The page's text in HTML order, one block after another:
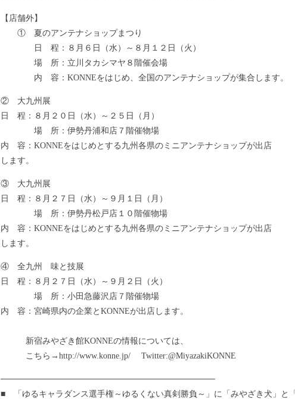
【店舗外】
① 夏のアンテナショップまつり
日 程：８月６日（水）～８月１２日（火）
場 所：立川タカシマヤ８階催会場
内 容：KONNEをはじめ、全国のアンテナショップが集合します。
② 大九州展
日 程：８月２０日（水）～２５日（月）
場 所：伊勢丹浦和店７階催物場
内 容：KONNEをはじめとする九州各県のミニアンテナショップが出店
します。
③ 大九州展
日 程：８月２７日（水）～９月１日（月）
場 所：伊勢丹松戸店１０階催物場
内 容：KONNEをはじめとする九州各県のミニアンテナショップが出店
します。
④ 全九州 味と技展
日 程：８月２７日（水）～９月２日（火）
場 所：小田急藤沢店７階催物場
内 容：宮崎県内の企業とKONNEが出店します。
新宿みやざき館KONNEの情報については、
こちら→http://www.konne.jp/ Twitter:@MiyazakiKONNE
────────────────────────────────────
■ 「ゆるキャラダンス選手権～ゆるくない真剣勝負～」に「みやざき犬」と「